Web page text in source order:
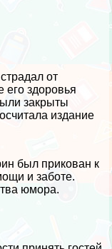
от
его здоровья
закрыты
издание
был прикован к
и заботе.
юмора.